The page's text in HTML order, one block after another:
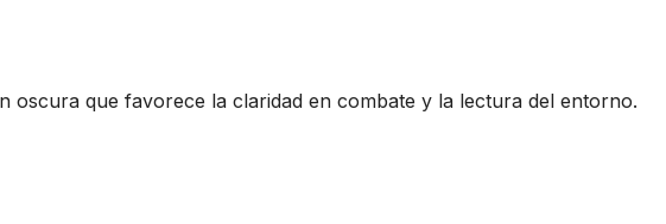
oscura que favorece la claridad en combate y la lectura del entorno.